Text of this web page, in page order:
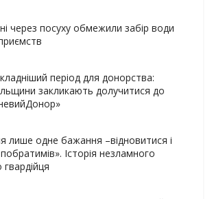
через посуху обмежили забір води
період для донорства:
закликають долучитися до
лише одне бажання –відновитися і
Історія незламного
гвардійця